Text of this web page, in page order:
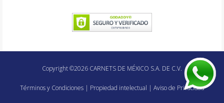
Copyright ©2026 CARNETS DE MÉXICO S.A. DE C.V.
Términos y Condiciones | Propiedad intelectual | Aviso de Privacidad